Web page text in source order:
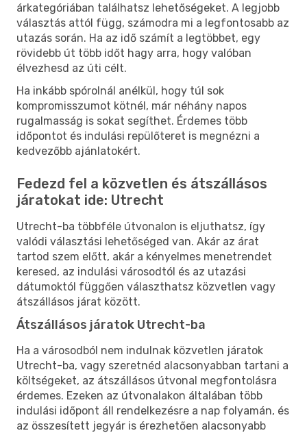
árkategóriában találhatsz lehetőségeket. A legjobb
választás attól függ, számodra mi a legfontosabb az
utazás során. Ha az idő számít a legtöbbet, egy
rövidebb út több időt hagy arra, hogy valóban
élvezhesd az úti célt.
Ha inkább spórolnál anélkül, hogy túl sok
kompromisszumot kötnél, már néhány napos
rugalmasság is sokat segíthet. Érdemes több
időpontot és indulási repülőteret is megnézni a
kedvezőbb ajánlatokért.
Fedezd fel a közvetlen és átszállásos
járatokat ide: Utrecht
Utrecht-ba többféle útvonalon is eljuthatsz, így
valódi választási lehetőséged van. Akár az árat
tartod szem előtt, akár a kényelmes menetrendet
keresed, az indulási városodtól és az utazási
dátumoktól függően választhatsz közvetlen vagy
átszállásos járat között.
Átszállásos járatok Utrecht-ba
Ha a városodból nem indulnak közvetlen járatok
Utrecht-ba, vagy szeretnéd alacsonyabban tartani a
költségeket, az átszállásos útvonal megfontolásra
érdemes. Ezeken az útvonalakon általában több
indulási időpont áll rendelkezésre a nap folyamán, és
az összesített jegyár is érezhetően alacsonyabb